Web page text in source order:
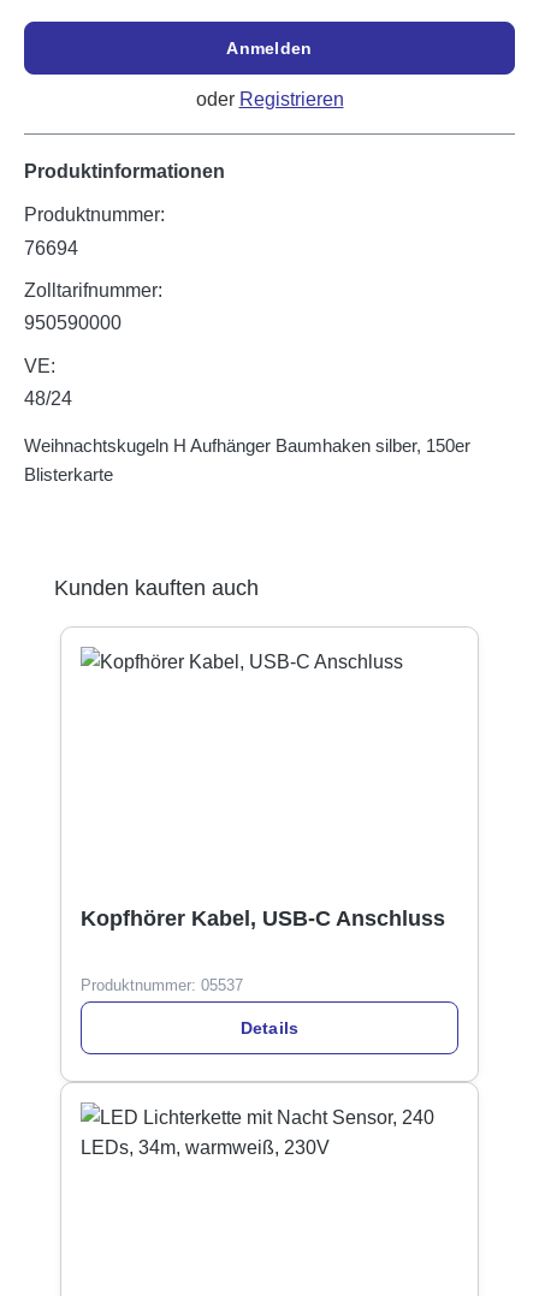
Anmelden
oder Registrieren
Produktinformationen
Produktnummer:
76694
Zolltarifnummer:
950590000
VE:
48/24
Weihnachtskugeln H Aufhänger Baumhaken silber, 150er
Blisterkarte
Produktgalerie überspringen
Kunden kauften auch
Kopfhörer Kabel, USB-C Anschluss
Produktnummer: 05537
Details